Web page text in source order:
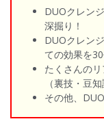
DUOクレン
深掘り！
DUOクレン
ての効果を
たくさんの
（裏技・豆
その他、